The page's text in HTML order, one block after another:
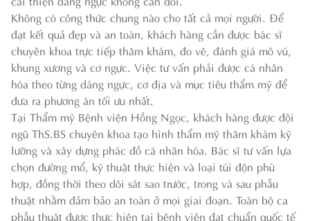
Không có công thức chung nào cho tất cả mọi người. Để
đạt kết quả đẹp và an toàn, khách hàng cần được bác sĩ
chuyên khoa trực tiếp thăm khám, đo vẽ, đánh giá mô vú,
khung xương và cơ ngực. Việc tư vấn phải được cá nhân
hóa theo từng dáng ngực, cơ địa và mục tiêu thẩm mỹ để
đưa ra phương án tối ưu nhất.
Tại Thẩm mỹ Bệnh viện Hồng Ngọc, khách hàng được đội
ngũ ThS.BS chuyên khoa tạo hình thẩm mỹ thăm khám kỹ
lưỡng và xây dựng phác đồ cá nhân hóa. Bác sĩ tư vấn lựa
chọn đường mổ, kỹ thuật thực hiện và loại túi độn phù
hợp, đồng thời theo dõi sát sao trước, trong và sau phẫu
thuật nhằm đảm bảo an toàn ở mọi giai đoạn. Toàn bộ ca
phẫu thuật được thực hiện tại bệnh viện đạt chuẩn quốc tế